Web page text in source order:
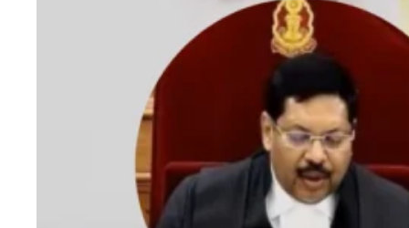
Instagram